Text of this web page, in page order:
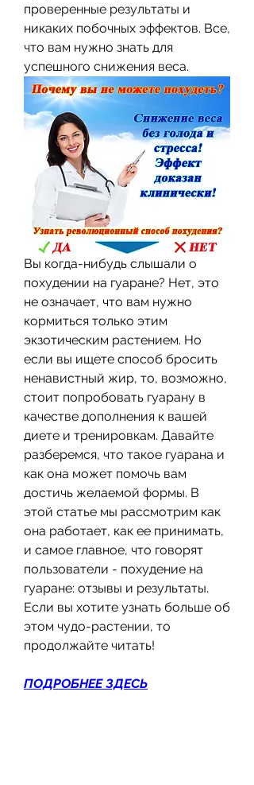
проверенные результаты и
никаких побочных эффектов. Все,
что вам нужно знать для
успешного снижения веса.
Вы когда-нибудь слышали о
похудении на гуаране? Нет, это
не означает, что вам нужно
кормиться только этим
экзотическим растением. Но
если вы ищете способ бросить
ненавистный жир, то, возможно,
стоит попробовать гуарану в
качестве дополнения к вашей
диете и тренировкам. Давайте
разберемся, что такое гуарана и
как она может помочь вам
достичь желаемой формы. В
этой статье мы рассмотрим как
она работает, как ее принимать,
и самое главное, что говорят
пользователи - похудение на
гуаране: отзывы и результаты.
Если вы хотите узнать больше об
этом чудо-растении, то
продолжайте читать!
ПОДРОБНЕЕ ЗДЕСЬ